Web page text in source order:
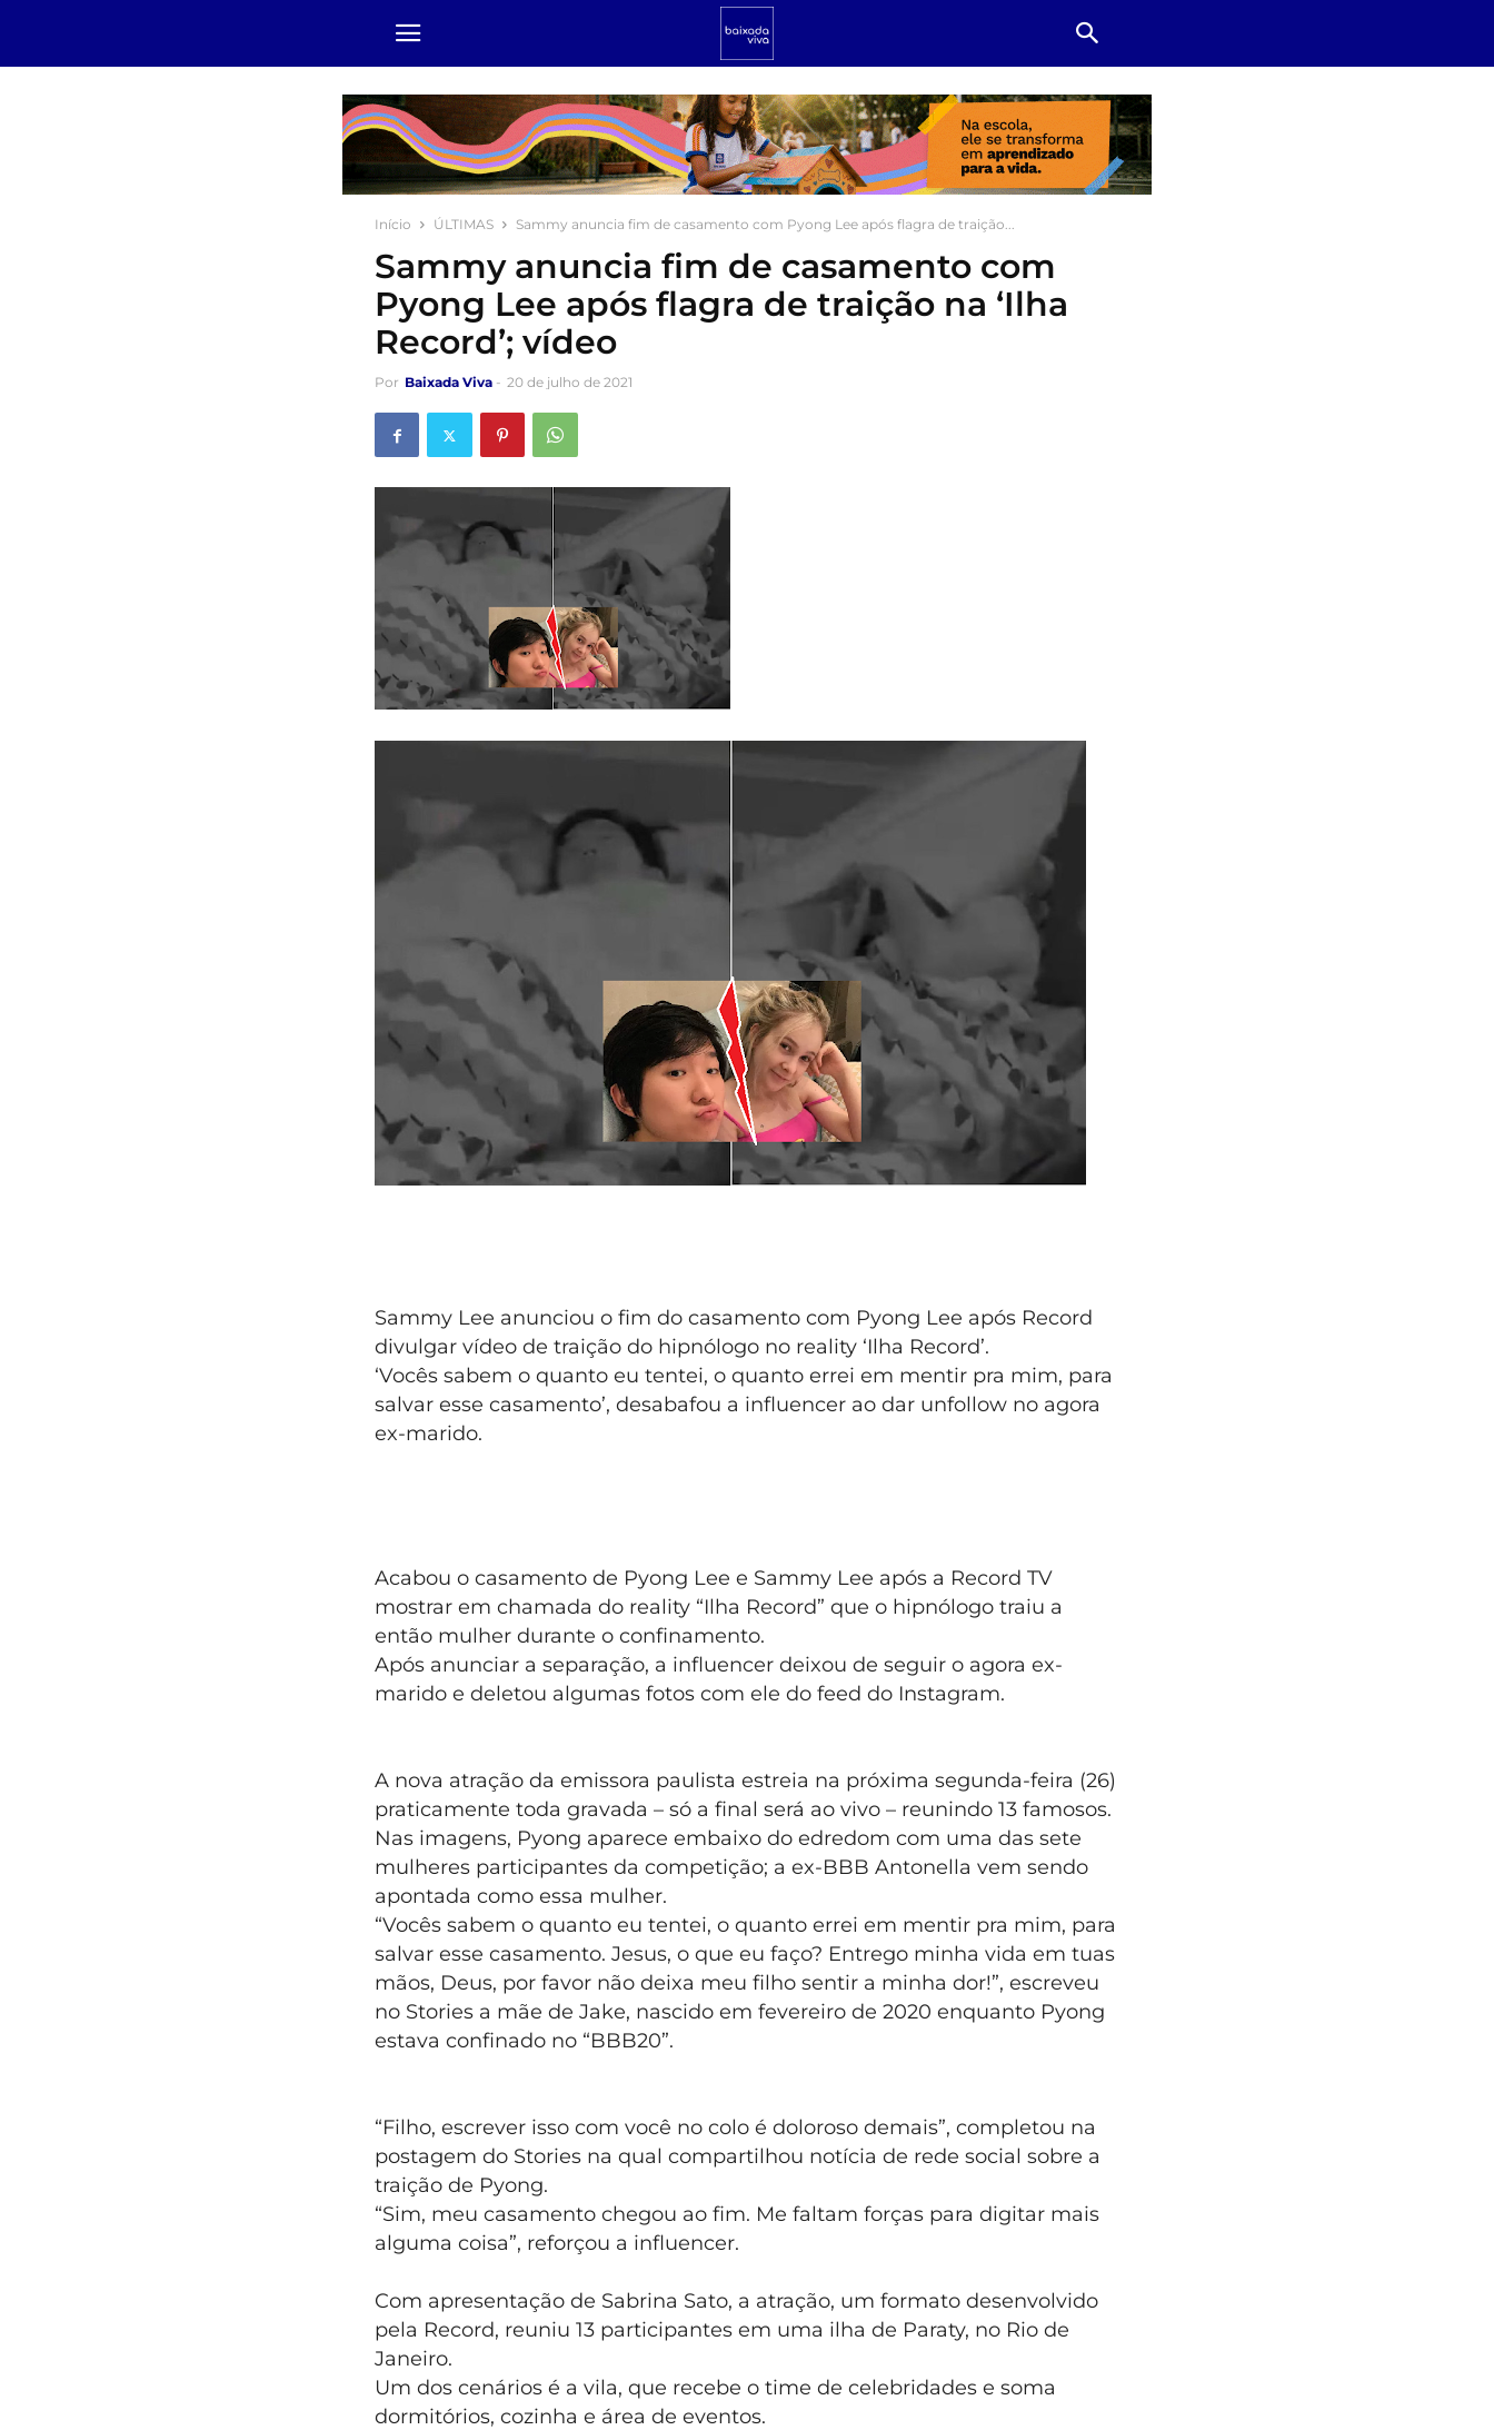
Início ÚLTIMAS Sammy anuncia fim de casamento com Pyong Lee após flagra de traição...
Sammy anuncia fim de casamento com
Pyong Lee após flagra de traição na ‘Ilha
Record’; vídeo
Por Baixada Viva - 20 de julho de 2021
Sammy Lee anunciou o fim do casamento com Pyong Lee após Record
divulgar vídeo de traição do hipnólogo no reality ‘Ilha Record’.
‘Vocês sabem o quanto eu tentei, o quanto errei em mentir pra mim, para
salvar esse casamento’, desabafou a influencer ao dar unfollow no agora
ex-marido.
Acabou o casamento de Pyong Lee e Sammy Lee após a Record TV
mostrar em chamada do reality “Ilha Record” que o hipnólogo traiu a
então mulher durante o confinamento.
Após anunciar a separação, a influencer deixou de seguir o agora ex-
marido e deletou algumas fotos com ele do feed do Instagram.
A nova atração da emissora paulista estreia na próxima segunda-feira (26)
praticamente toda gravada – só a final será ao vivo – reunindo 13 famosos.
Nas imagens, Pyong aparece embaixo do edredom com uma das sete
mulheres participantes da competição; a ex-BBB Antonella vem sendo
apontada como essa mulher.
“Vocês sabem o quanto eu tentei, o quanto errei em mentir pra mim, para
salvar esse casamento. Jesus, o que eu faço? Entrego minha vida em tuas
mãos, Deus, por favor não deixa meu filho sentir a minha dor!”, escreveu
no Stories a mãe de Jake, nascido em fevereiro de 2020 enquanto Pyong
estava confinado no “BBB20”.
“Filho, escrever isso com você no colo é doloroso demais”, completou na
postagem do Stories na qual compartilhou notícia de rede social sobre a
traição de Pyong.
“Sim, meu casamento chegou ao fim. Me faltam forças para digitar mais
alguma coisa”, reforçou a influencer.
Com apresentação de Sabrina Sato, a atração, um formato desenvolvido
pela Record, reuniu 13 participantes em uma ilha de Paraty, no Rio de
Janeiro.
Um dos cenários é a vila, que recebe o time de celebridades e soma
dormitórios, cozinha e área de eventos.